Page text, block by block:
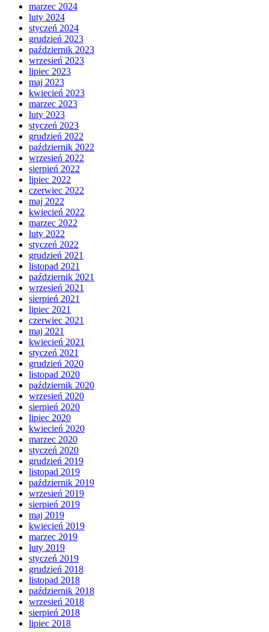
marzec 2024
luty 2024
styczeń 2024
grudzień 2023
październik 2023
wrzesień 2023
lipiec 2023
maj 2023
kwiecień 2023
marzec 2023
luty 2023
styczeń 2023
grudzień 2022
październik 2022
wrzesień 2022
sierpień 2022
lipiec 2022
czerwiec 2022
maj 2022
kwiecień 2022
marzec 2022
luty 2022
styczeń 2022
grudzień 2021
listopad 2021
październik 2021
wrzesień 2021
sierpień 2021
lipiec 2021
czerwiec 2021
maj 2021
kwiecień 2021
styczeń 2021
grudzień 2020
listopad 2020
październik 2020
wrzesień 2020
sierpień 2020
lipiec 2020
kwiecień 2020
marzec 2020
styczeń 2020
grudzień 2019
listopad 2019
październik 2019
wrzesień 2019
sierpień 2019
maj 2019
kwiecień 2019
marzec 2019
luty 2019
styczeń 2019
grudzień 2018
listopad 2018
październik 2018
wrzesień 2018
sierpień 2018
lipiec 2018